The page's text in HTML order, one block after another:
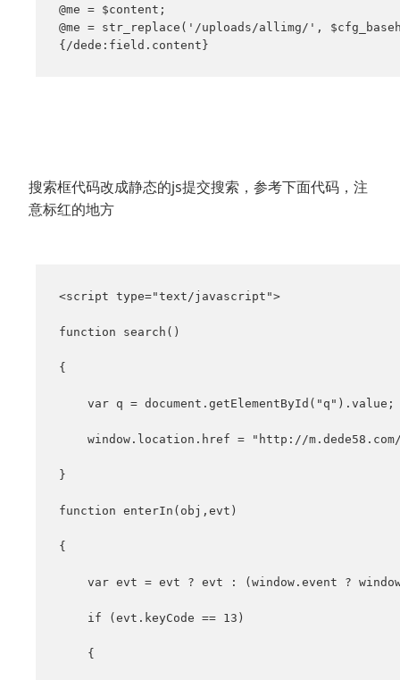
@me = $content;
@me = str_replace('/uploads/allimg/',
{/dede:field.content}
搜索框代码改成静态的js提交搜索，参考下面代码，注
意标红的地方
<script type="text/javascript">
function search()
{
    var q = document.getElementById("q").value;
window.location.href = "http://
}
function enterIn(obj,evt)
{
var evt = evt ? evt : (window.event ?
    if (evt.keyCode == 13)
    {